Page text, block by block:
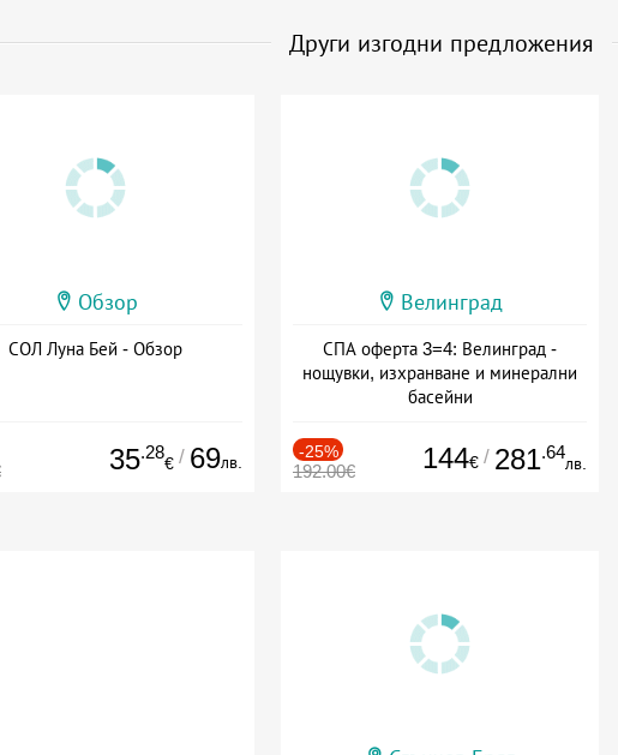
Други изгодни предложения
Обзор
СОЛ Луна Бей - Обзор
35.28
€ / 69лв.
Велинград
СПА оферта 3=4: Велинград -
нощувки, изхранване и минерални
басейни
-25%
192.00€ 144€ / 281.64
лв.